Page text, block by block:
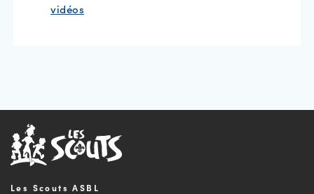
vidéos
Les Scouts ASBL